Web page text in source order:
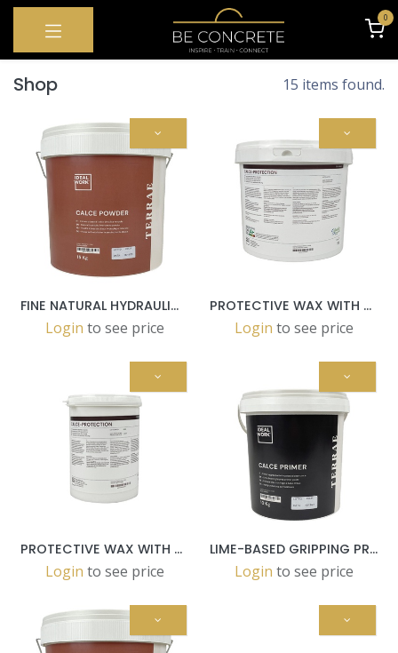
OVERSLAAN NAAR INHOUD 0
Shop 15 items found.
FINE NATURAL HYDRAULIC LIME-BASED POWDER 15 KG BUCKET
Login to see price
PROTECTIVE WAX WITH NATURAL EFFECT - 5 LT BUCKET
Login to see price
PROTECTIVE WAX WITH NATURAL EFFECT - 1 LT BUCKET
Login to see price
LIME-BASED GRIPPING PRIMER PASTE - 10 KG BUCKET
Login to see price